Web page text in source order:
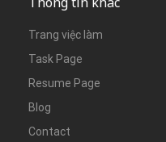
Trang việc làm
Task Page
Resume Page
Blog
Contact